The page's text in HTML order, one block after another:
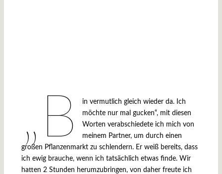
„B
in vermutlich gleich wieder da. Ich
möchte nur mal gucken“, mit diesen
Worten verabschiedete ich mich von
meinem Partner, um durch einen
großen Pflanzenmarkt zu schlendern. Er weiß bereits, dass
ich ewig brauche, wenn ich tatsächlich etwas finde. Wir
hatten 2 Stunden herumzubringen, von daher freute ich